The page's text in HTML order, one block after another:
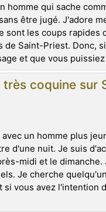
homme qui sache
être jugé. J'adore
sont les coups rapides
Saint-Priest. Donc,
et que vous
coquine sur
un homme plus
d'une nuit. Je suis
midi et le
Je cherche
vous avez l'intention